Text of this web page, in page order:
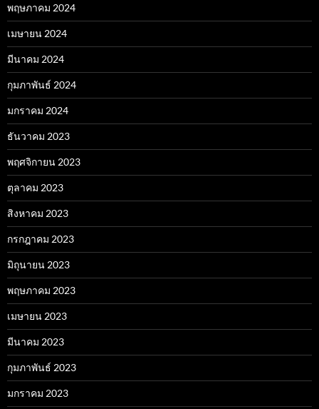
พฤษภาคม 2024
เมษายน 2024
มีนาคม 2024
กุมภาพันธ์ 2024
มกราคม 2024
ธันวาคม 2023
พฤศจิกายน 2023
ตุลาคม 2023
สิงหาคม 2023
กรกฎาคม 2023
มิถุนายน 2023
พฤษภาคม 2023
เมษายน 2023
มีนาคม 2023
กุมภาพันธ์ 2023
มกราคม 2023